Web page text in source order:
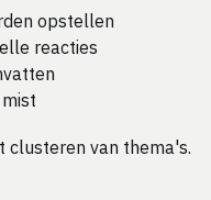
opstellen
reacties
clusteren van thema's.